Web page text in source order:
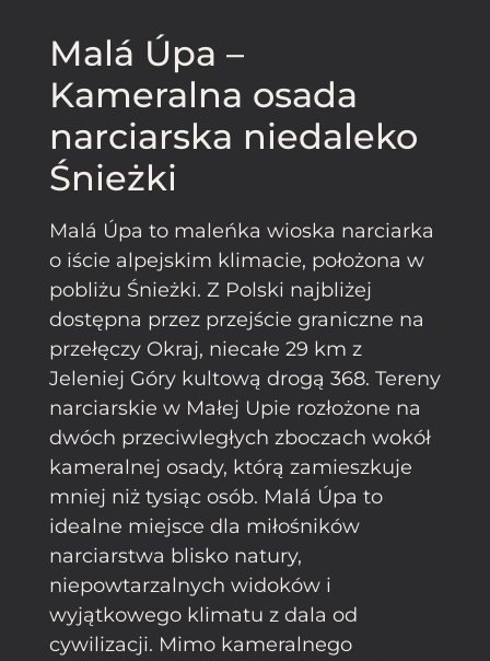
Malá Úpa –
Kameralna osada
narciarska niedaleko
Śnieżki
Malá Úpa to maleńka wioska narciarka
o iście alpejskim klimacie, położona w
pobliżu Śnieżki. Z Polski najbliżej
dostępna przez przejście graniczne na
przełęczy Okraj, niecałe 29 km z
Jeleniej Góry kultową drogą 368. Tereny
narciarskie w Małej Upie rozłożone na
dwóch przeciwległych zboczach wokół
kameralnej osady, którą zamieszkuje
mniej niż tysiąc osób. Malá Úpa to
idealne miejsce dla miłośników
narciarstwa blisko natury,
niepowtarzalnych widoków i
wyjątkowego klimatu z dala od
cywilizacji. Mimo kameralnego